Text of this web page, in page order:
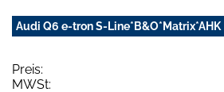
Audi Q6 e-tron S-Line*B&O*Matrix*AHK
Preis:
MWSt: